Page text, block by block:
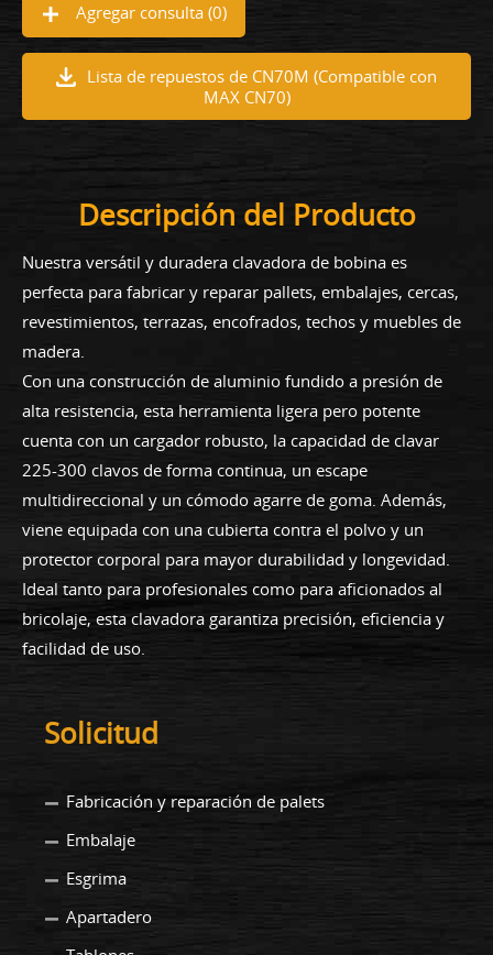
Agregar consulta (0)
Lista de repuestos de CN70M (Compatible con
MAX CN70)
Descripción del Producto
Nuestra versátil y duradera clavadora de bobina es
perfecta para fabricar y reparar pallets, embalajes, cercas,
revestimientos, terrazas, encofrados, techos y muebles de
madera.
Con una construcción de aluminio fundido a presión de
alta resistencia, esta herramienta ligera pero potente
cuenta con un cargador robusto, la capacidad de clavar
225-300 clavos de forma continua, un escape
multidireccional y un cómodo agarre de goma. Además,
viene equipada con una cubierta contra el polvo y un
protector corporal para mayor durabilidad y longevidad.
Ideal tanto para profesionales como para aficionados al
bricolaje, esta clavadora garantiza precisión, eficiencia y
facilidad de uso.
Solicitud
Fabricación y reparación de palets
Embalaje
Esgrima
Apartadero